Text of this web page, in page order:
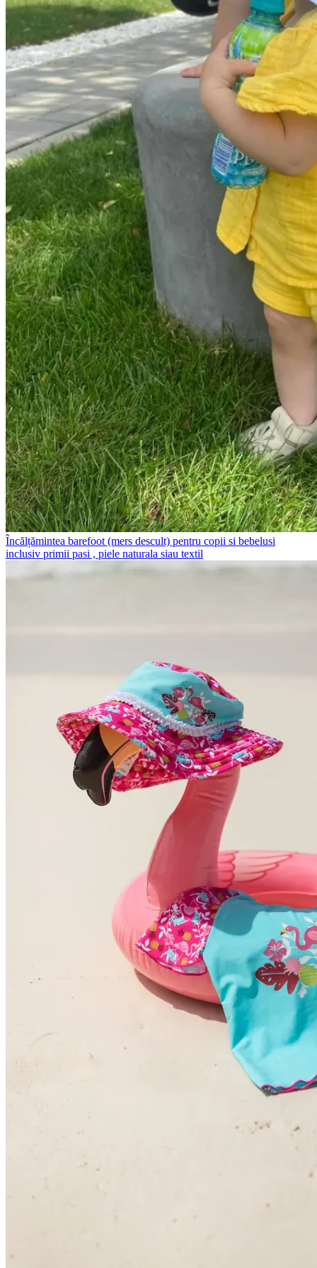
Încălțămintea barefoot (mers descult) pentru copii si bebelusi
inclusiv primii pasi , piele naturala siau textil